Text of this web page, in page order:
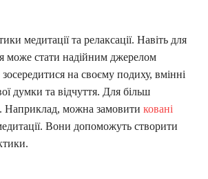
медитації та релаксації. Навіть для
може стати надійним джерелом
на своєму подиху, вмінні
думки та відчуття. Для більш
Наприклад, можна замовити ковані
Вони допоможуть створити